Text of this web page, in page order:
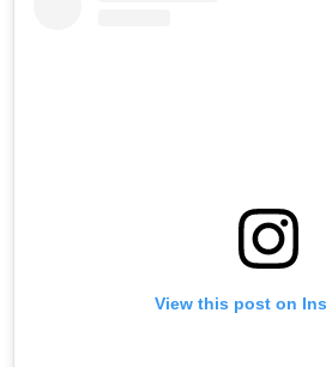
View this post on